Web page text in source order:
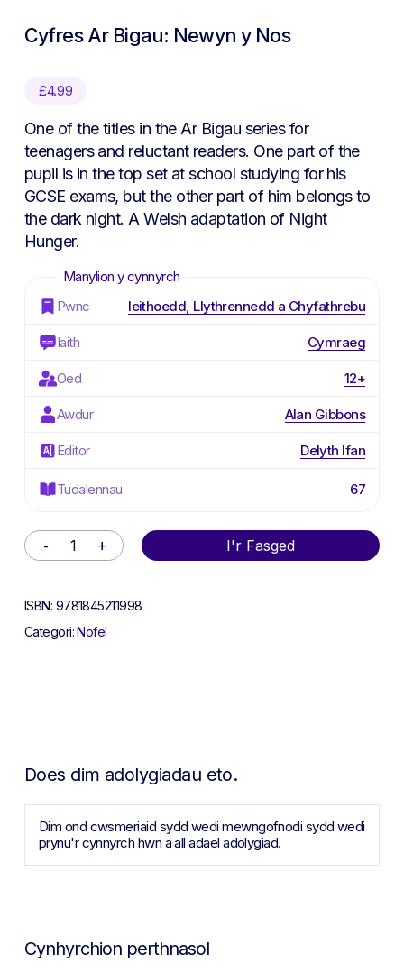
Cyfres Ar Bigau: Newyn y Nos
£4.99
One of the titles in the Ar Bigau series for
teenagers and reluctant readers. One part of the
pupil is in the top set at school studying for his
GCSE exams, but the other part of him belongs to
the dark night. A Welsh adaptation of Night
Hunger.
Pwnc Ieithoedd, Llythrennedd a Chyfathrebu
Iaith Cymraeg
Oed 12+
Awdur Alan Gibbons
Editor Delyth Ifan
Tudalennau 67
I'r Fasged
Alternative:
ISBN: 9781845211998
Categori:Nofel
Does dim adolygiadau eto.
Dim ond cwsmeriaid sydd wedi mewngofnodi sydd wedi
prynu'r cynnyrch hwn a all adael adolygiad.
Cynhyrchion perthnasol